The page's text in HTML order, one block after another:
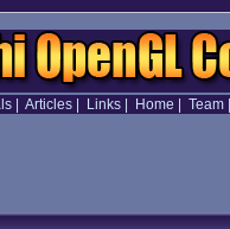
| Articles| Links| Home Team|